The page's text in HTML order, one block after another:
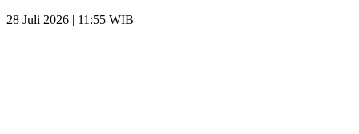
28 Juli 2026 | 11:55 WIB